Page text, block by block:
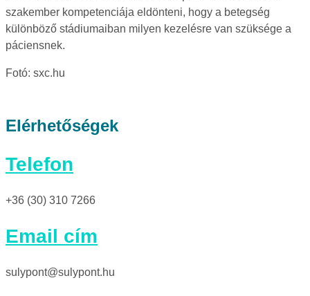
szakember kompetenciája eldönteni, hogy a betegség
különböző stádiumaiban milyen kezelésre van szüksége a
páciensnek.
Fotó: sxc.hu
Elérhetőségek
Telefon
+36 (30) 310 7266
Email cím
sulypont@sulypont.hu